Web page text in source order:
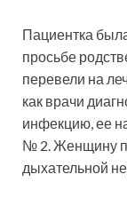
Пациентка
просьбе
перевели на
как врачи
инфекцию, ее
№ 2. Женщину
дыхательной